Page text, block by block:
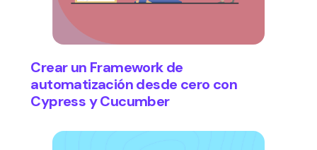
Crear un Framework de
automatización desde cero con
Cypress y Cucumber